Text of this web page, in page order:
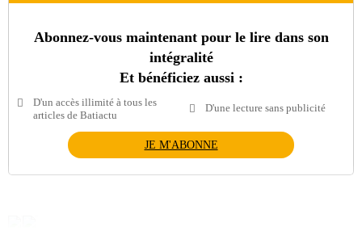
Abonnez-vous maintenant pour le lire dans son
intégralité
Et bénéficiez aussi :
D'un accès illimité à tous les
articles de Batiactu
D'une lecture sans publicité
JE M'ABONNE